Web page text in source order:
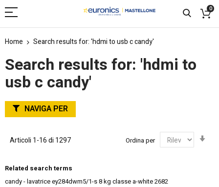
0
Home Search results for: 'hdmi to usb c candy'
Search results for: 'hdmi to
usb c candy'
Articoli 1-16di 1297 Ordina per
Related search terms
candy - lavatrice ey284dwm5/1-s 8 kg classe a-white2682
NAVIGA PER